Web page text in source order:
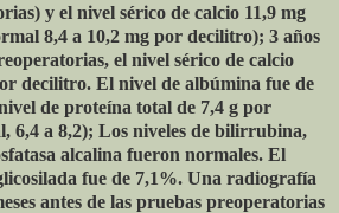
y el nivel sérico de calcio 11,9 mg
8,4 a 10,2 mg por decilitro); 3 años
el nivel sérico de calcio
decilitro. El nivel de albúmina fue de
de proteína total de 7,4 g por
6,4 a 8,2); Los niveles de bilirrubina,
alcalina fueron normales. El
fue de 7,1%. Una radiografía
antes de las pruebas preoperatorias